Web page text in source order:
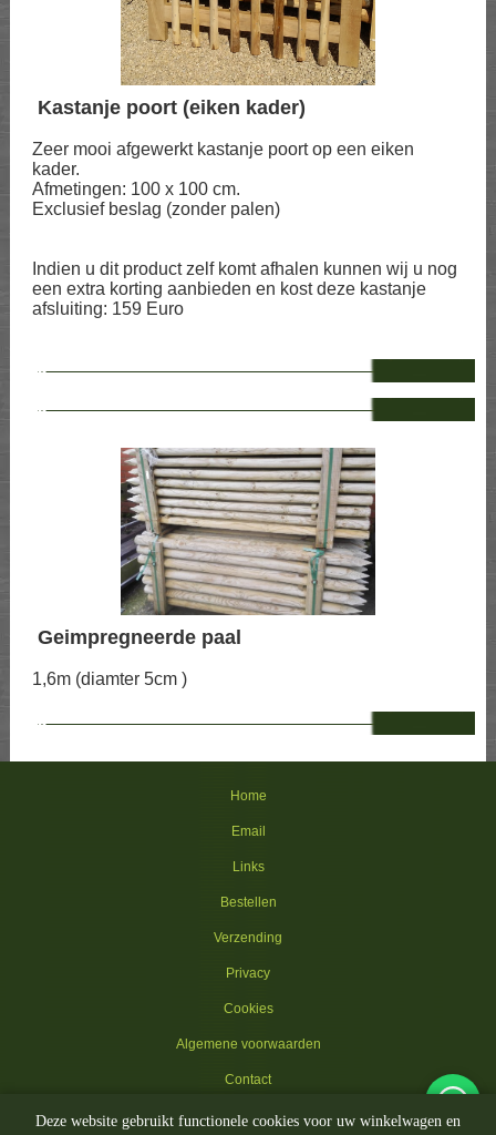
Kastanje poort (eiken kader)
Zeer mooi afgewerkt kastanje poort op een eiken
kader.
Afmetingen: 100 x 100 cm.
Exclusief beslag (zonder palen)
Indien u dit product zelf komt afhalen kunnen wij u nog
een extra korting aanbieden en kost deze kastanje
afsluiting: 159 Euro
--
--
Geimpregneerde paal
1,6m (diamter 5cm )
--
Home
Email
Links
Bestellen
Verzending
Privacy
Cookies
Algemene voorwaarden
Contact
© 2002-2026 Kippenhokken.be
Deze website gebruikt functionele cookies voor uw winkelwagen en